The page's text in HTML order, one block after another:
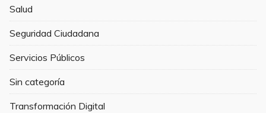
Salud
Seguridad Ciudadana
Servicios Públicos
Sin categoría
Transformación Digital